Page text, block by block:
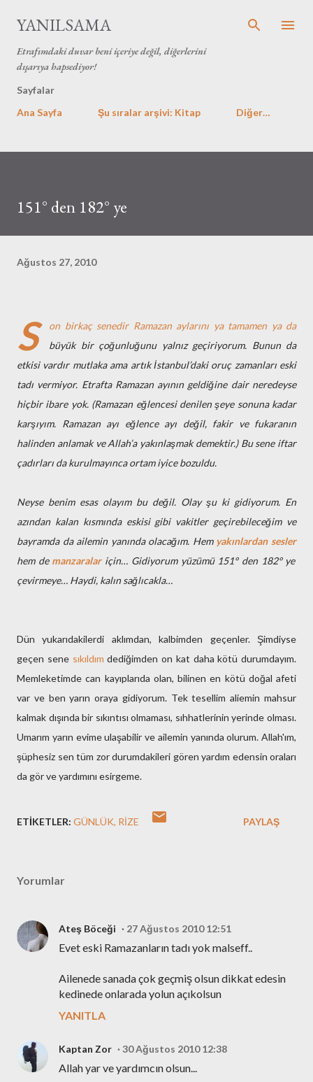
YANILSAMA
Etrafımdaki duvar beni içeriye değil, diğerlerini
dışarıya hapsediyor!
Sayfalar
Ana Sayfa
Şu sıralar arşivi: Kitap Diğer…
151° den 182° ye
Ağustos 27, 2010
S
on birkaç senedir Ramazan aylarını ya tamamen ya da
büyük bir çoğunluğunu yalnız geçiriyorum. Bunun da
etkisi vardır mutlaka ama artık İstanbul’daki oruç zamanları eski
tadı vermiyor. Etrafta Ramazan ayının geldiğine dair neredeyse
hiçbir ibare yok. (Ramazan eğlencesi denilen şeye sonuna kadar
karşıyım. Ramazan ayı eğlence ayı değil, fakir ve fukaranın
halinden anlamak ve Allah’a yakınlaşmak demektir.) Bu sene iftar
çadırları da kurulmayınca ortam iyice bozuldu.
Neyse benim esas olayım bu değil. Olay şu ki gidiyorum. En
azından kalan kısmında eskisi gibi vakitler geçirebileceğim ve
bayramda da ailemin yanında olacağım. Hem yakınlardan sesler
hem de manzaralariçin… Gidiyorum yüzümü 151° den 182° ye
çevirmeye… Haydi, kalın sağlıcakla…
Dün yukarıdakilerdi aklımdan, kalbimden geçenler. Şimdiyse
geçen sene sıkıldım dediğimden on kat daha kötü durumdayım.
Memleketimde can kayıplarıda olan, bilinen en kötü doğal afeti
var ve ben yarın oraya gidiyorum. Tek tesellim aliemin mahsur
kalmak dışında bir sıkıntısı olmaması, sıhhatlerinin yerinde olması.
Umarım yarın evime ulaşabilir ve ailemin yanında olurum. Allah'ım,
şüphesiz sen tüm zor durumdakileri gören yardım edensin oraları
da gör ve yardımını esirgeme.
ETIKETLER: GÜNLÜK RIZE PAYLAŞ
Yorumlar
Ateş Böceği 27 Ağustos 2010 12:51
Evet eski Ramazanların tadı yok malseff..
Ailenede sanada çok geçmiş olsun dikkat edesin
kedinede onlarada yolun açıkolsun
YANITLA
Kaptan Zor 30 Ağustos 2010 12:38
Allah yar ve yardımcın olsun...